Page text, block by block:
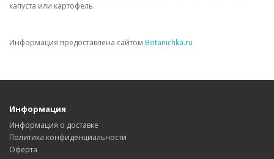
капуста или картофель.
Информация предоставлена сайтом Botanichka.ru
Информация
Информация о доставке
Политика конфиденциальности
Оферта